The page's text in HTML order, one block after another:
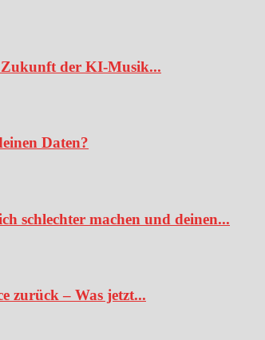
Zukunft der KI-Musik...
Daten?
schlechter machen und deinen...
zurück – Was jetzt...